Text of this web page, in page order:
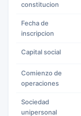
constitucion
Fecha de
inscripcion
Capital social
Comienzo de
operaciones
Sociedad
unipersonal